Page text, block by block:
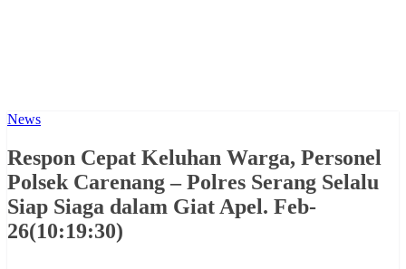
News
Respon Cepat Keluhan Warga, Personel
Polsek Carenang – Polres Serang Selalu
Siap Siaga dalam Giat Apel. Feb-
26(10:19:30)